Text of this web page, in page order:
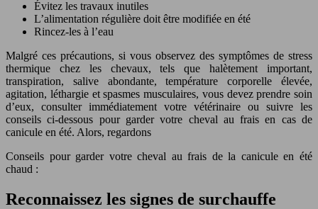
Évitez les travaux inutiles
L’alimentation régulière doit être modifiée en été
Rincez-les à l’eau
Malgré ces précautions, si vous observez des symptômes de stress
thermique chez les chevaux, tels que halètement important,
transpiration, salive abondante, température corporelle élevée,
agitation, léthargie et spasmes musculaires, vous devez prendre soin
d’eux, consulter immédiatement votre vétérinaire ou suivre les
conseils ci-dessous pour garder votre cheval au frais en cas de
canicule en été. Alors, regardons
Conseils pour garder votre cheval au frais de la canicule en été
chaud :
Reconnaissez les signes de surchauffe